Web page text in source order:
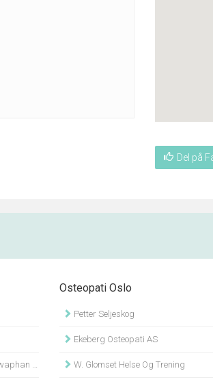
Del på
Osteopati Oslo
Petter Seljeskog
Ekeberg Osteopati AS
W. Glomset Helse Og Trening